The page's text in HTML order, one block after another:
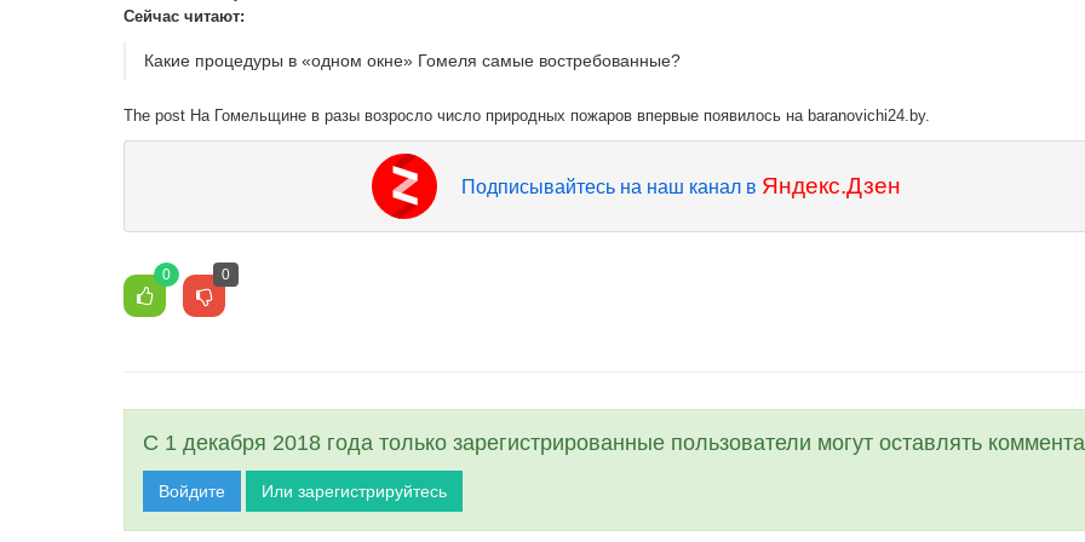
Сейчас читают:
Какие процедуры в «одном окне» Гомеля самые востребованные?
The post На Гомельщине в разы возросло число природных пожаров впервые появилось на baranovichi24.by.
Подписывайтесь на наш канал в Яндекс.Дзен
0 0
С 1 декабря 2018 года только зарегистрированные пользователи могут оставлять
Войдите Или зарегистрируйтесь